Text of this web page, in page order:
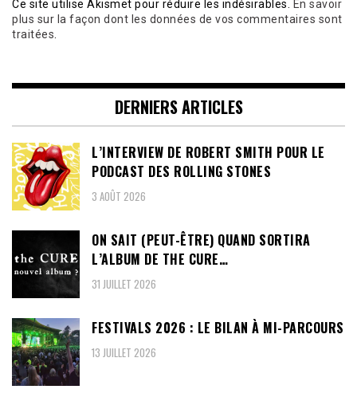
Ce site utilise Akismet pour réduire les indésirables.
En savoir
plus sur la façon dont les données de vos commentaires sont
traitées
DERNIERS ARTICLES
L’INTERVIEW DE ROBERT SMITH POUR LE
PODCAST DES ROLLING STONES
3 AOÛT 2026
ON SAIT (PEUT-ÊTRE) QUAND SORTIRA
L’ALBUM DE THE CURE…
31 JUILLET 2026
FESTIVALS 2026 : LE BILAN À MI-PARCOURS
13 JUILLET 2026